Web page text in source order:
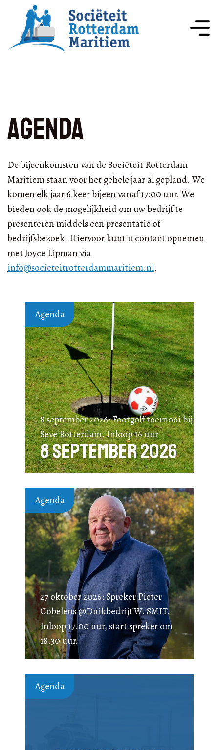
Agenda
De bijeenkomsten van de Sociëteit Rotterdam
Maritiem staan voor het gehele jaar al gepland. We
komen elk jaar 6 keer bijeen vanaf 17:00 uur. We
bieden ook de mogelijkheid om uw bedrijf te
presenteren middels een presentatie of
bedrijfsbezoek. Hiervoor kunt u contact opnemen
met Joyce Lipman via
info@societeitrotterdammaritiem.nl.
Agenda
8 september 2026: Footgolf toernooi bij
Seve Rotterdam. Inloop 16 uur
8 september 2026
Agenda
27 oktober 2026: Spreker Pieter
Cobelens @Duikbedrijf W. SMIT.
Inloop 17.00 uur, start spreker om
18.30 uur.
Agenda